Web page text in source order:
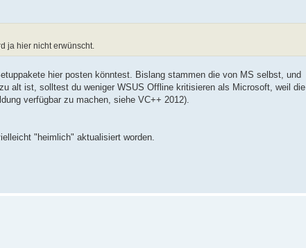
ja hier nicht erwünscht.
hier posten könntest. Bislang stammen die von MS selbst, und
alt ist, solltest du weniger WSUS Offline kritisieren als Microsoft, weil die
verfügbar zu machen, siehe VC++ 2012).
"heimlich" aktualisiert worden.